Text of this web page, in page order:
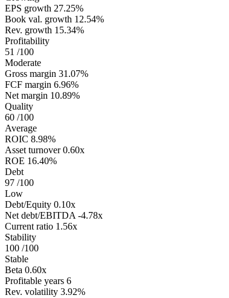
EPS growth 27.25%
Book val. growth 12.54%
Rev. growth 15.34%
Profitability
51 /100
Moderate
Gross margin 31.07%
FCF margin 6.96%
Net margin 10.89%
Quality
60 /100
Average
ROIC 8.98%
Asset turnover 0.60x
ROE 16.40%
Debt
97 /100
Low
Debt/Equity 0.10x
Net debt/EBITDA -4.78x
Current ratio 1.56x
Stability
100 /100
Stable
Beta 0.60x
Profitable years 6
Rev. volatility 3.92%